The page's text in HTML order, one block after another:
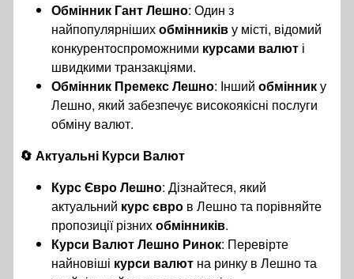
Обмінник Гант Лешно: Один з
найпопулярнішихобмінниківу місті, відомий
конкурентоспроможними курсами валют і
швидкими транзакціями.
Обмінник Премекс Лешно: Інший обміннику
Лешно, який забезпечує високоякісні послуги
обміну валют.
🔄 Актуальні Курси Валют
Курс Євро Лешно: Дізнайтеся, який
актуальний курс євро в Лешно та порівняйте
пропозиції різнихобмінників.
Курси Валют Лешно Ринок: Перевірте
найновіші курси валют на ринку в Лешно та